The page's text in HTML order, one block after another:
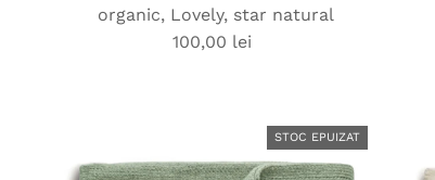
organic, Lovely, star natural
Preț
100,00 lei
STOC EPUIZAT